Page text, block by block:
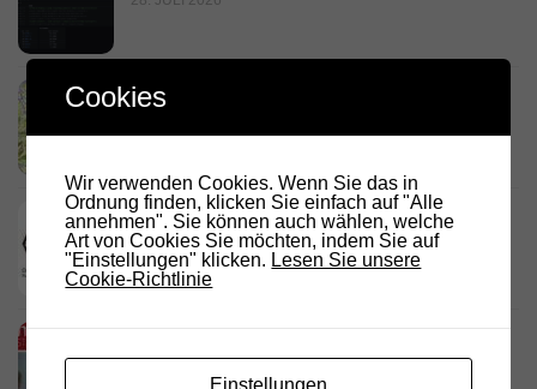
Link Südtirol Murnau Süd ändert QRG und
DARC Rundspruch 29/2026
23. JULI 2026
Stadtanzeiger
Cookies
Wir verwenden Cookies. Wenn Sie das in
Ordnung finden, klicken Sie einfach auf "Alle
annehmen". Sie können auch wählen, welche
Art von Cookies Sie möchten, indem Sie auf
"Einstellungen" klicken. Lesen Sie unsere
Cookie-Richtlinie
Einstellungen